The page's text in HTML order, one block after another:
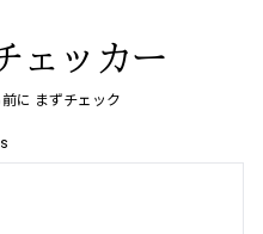
ェッカー
に まずチェック